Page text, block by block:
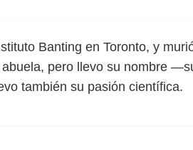
Banting en Toronto, y
pero llevo su nombre
también su pasión científica.